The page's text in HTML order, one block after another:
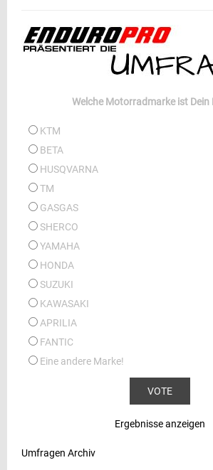
Welche Motorradmarke ist Dein
KTM
BETA
HUSQVARNA
TM
GASGAS
SHERCO
YAMAHA
HONDA
SUZUKI
KAWASAKI
APRILIA
FANTIC
Eine andere Marke!
Ergebnisse anzeigen
Umfragen Archiv